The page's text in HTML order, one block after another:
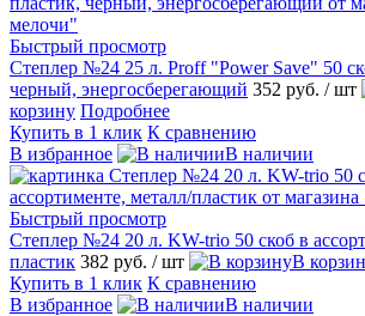
Быстрый просмотр
Степлер №24 25 л. Proff "Power Save" 50
черный, энергосберегающий 352 руб. / шт
корзину Подробнее
Купить в 1 клик К сравнению
В избранное
В наличии
Быстрый просмотр
Степлер №24 20 л. KW-trio 50 скоб в
пластик 382 руб. / шт В
Купить в 1 клик К сравнению
В избранное
В наличии